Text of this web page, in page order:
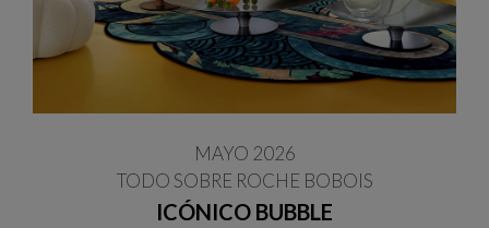
ICÓNICO BUBBLE
MAYO 2026
TODO SOBRE ROCHE BOBOIS